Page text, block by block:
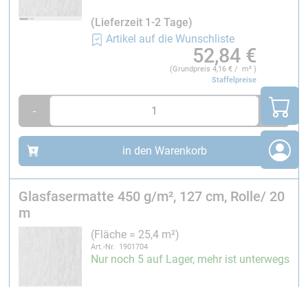
(Lieferzeit 1-2 Tage)
Artikel auf die Wunschliste
52,84 €
(Grundpreis4,16 € / m² )
Staffelpreise
- +
in den Warenkorb
Glasfasermatte 450 g/m², 127 cm, Rolle/ 20
m
(Fläche = 25,4 m²)
Art.-Nr. 1901704
Nur noch 5 auf Lager, mehr ist unterwegs